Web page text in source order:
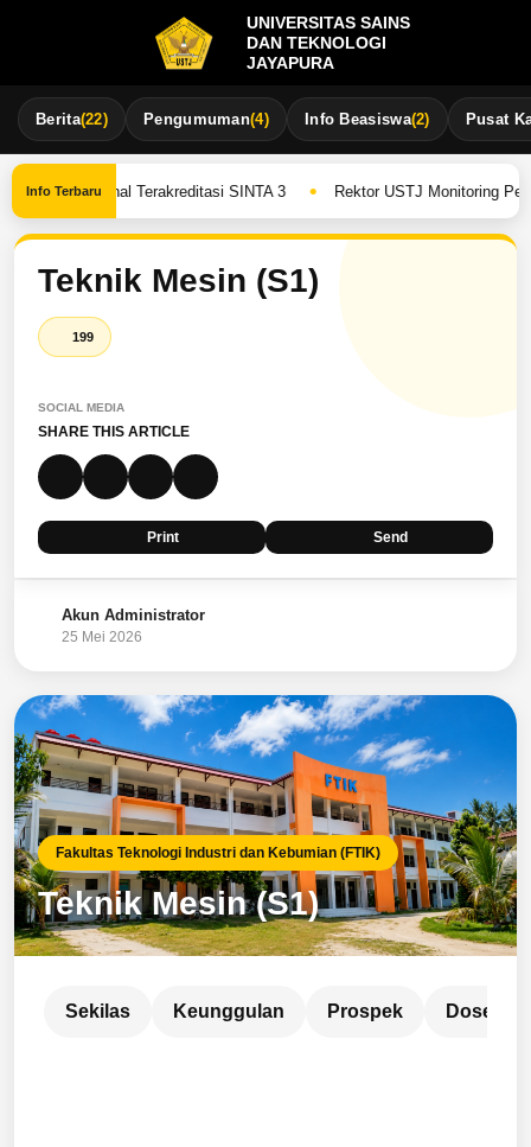
UNIVERSITAS SAINS
DAN TEKNOLOGI
JAYAPURA
Berita(22) Pengumuman(4) Info Beasiswa(2) Pusat
Info Terbaru
Jurnal Terakreditasi SINTA 3 • Rektor USTJ Monitoring
Teknik Mesin (S1)
199
SOCIAL MEDIA
SHARE THIS ARTICLE
Print Send
Akun Administrator
25 Mei 2026
Fakultas Teknologi Industri dan Kebumian (FTIK)
Teknik Mesin (S1)
Sekilas Keunggulan Prospek Dosen